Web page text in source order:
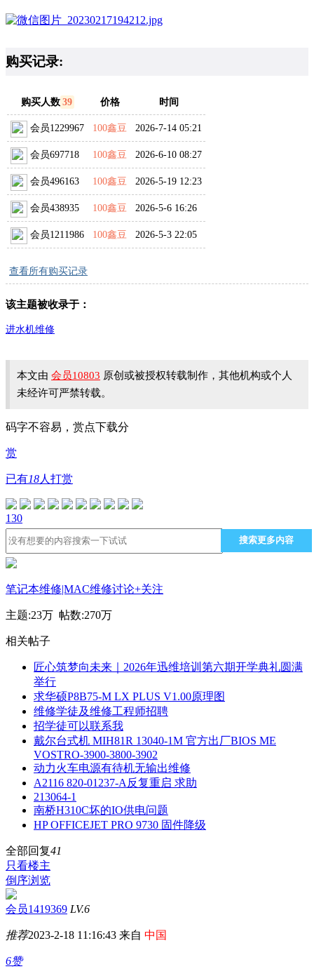
购买记录:
购买人数 39 价格 时间
会员1229967 100鑫豆 2026-7-14 05:21
会员697718 100鑫豆 2026-6-10 08:27
会员496163 100鑫豆 2026-5-19 12:23
会员438935 100鑫豆 2026-5-6 16:26
会员1211986 100鑫豆 2026-5-3 22:05
查看所有购买记录
该主题被收录于：
进水机维修
本文由 会员10803 原创或被授权转载制作，其他机构或个人
未经许可严禁转载。
码字不容易，赏点下载分
赏
已有18人打赏
130
搜索更多内容
笔记本维修|MAC维修讨论+关注
主题:23万 帖数:270万
相关帖子
匠心筑梦向未来｜2026年迅维培训第六期开学典礼圆满
举行
求华硕P8B75-M LX PLUS V1.00原理图
维修学徒及维修工程师招聘
招学徒可以联系我
戴尔台式机 MIH81R 13040-1M 官方出厂BIOS ME
VOSTRO-3900-3800-3902
动力火车电源有待机无输出维修
A2116 820-01237-A反复重启 求助
213064-1
南桥H310C坏的IO供电问题
HP OFFICEJET PRO 9730 固件降级
全部回复41
只看楼主
倒序浏览
会员1419369 LV.6
推荐2023-2-18 11:16:43 来自 中国
6赞